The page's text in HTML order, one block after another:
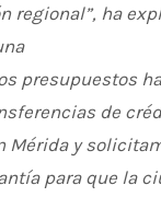
regional”, ha
presupuestos
de
Mérida y
para que la